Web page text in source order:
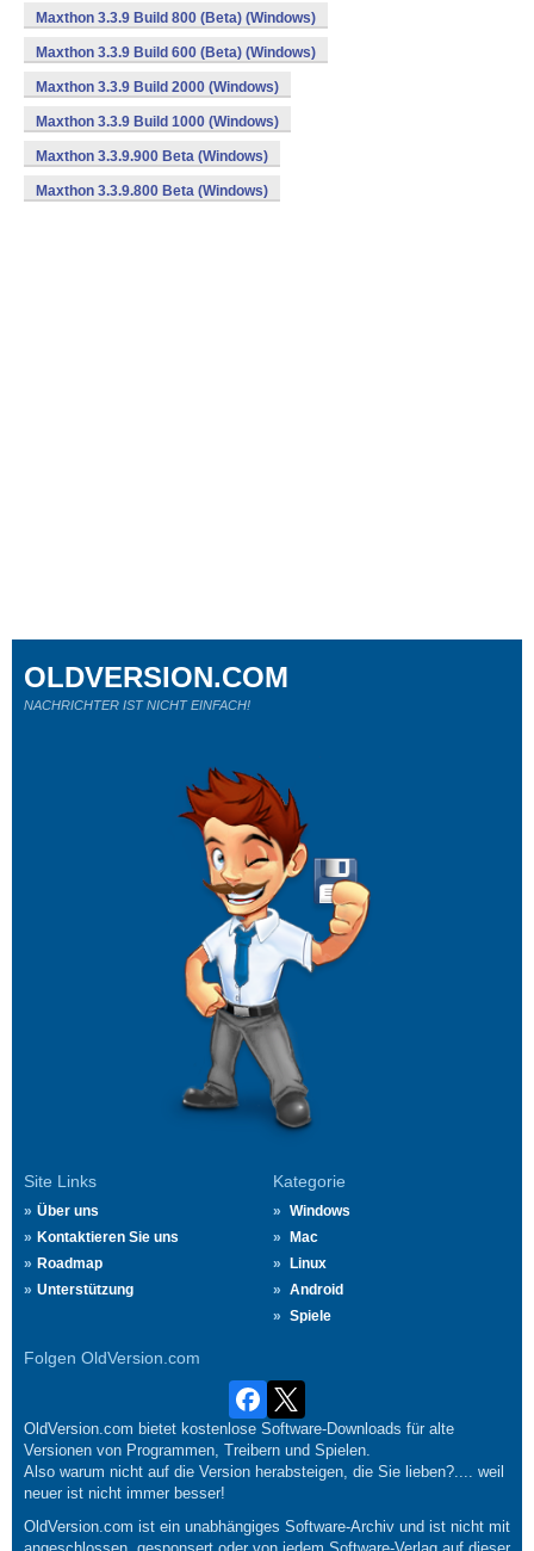
Maxthon 3.3.9 Build 800 (Beta) (Windows)
Maxthon 3.3.9 Build 600 (Beta) (Windows)
Maxthon 3.3.9 Build 2000 (Windows)
Maxthon 3.3.9 Build 1000 (Windows)
Maxthon 3.3.9.900 Beta (Windows)
Maxthon 3.3.9.800 Beta (Windows)
Site Links
Über uns
Kontaktieren Sie uns
Roadmap
Unterstützung
Kategorie
Windows
Mac
Linux
Android
Spiele
Folgen OldVersion.com
OLDVERSION.COM
NACHRICHTER IST NICHT EINFACH!
OldVersion.com bietet kostenlose Software-Downloads für alte
Versionen von Programmen, Treibern und Spielen.
Also warum nicht auf die Version herabsteigen, die Sie lieben?.... weil
neuer ist nicht immer besser!
OldVersion.com ist ein unabhängiges Software-Archiv und ist nicht mit